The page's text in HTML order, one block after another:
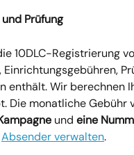
Prüfung
10DLC-Registrierung
enthält. Wir berechnen
Die monatliche
und eine
Absender verwalten.